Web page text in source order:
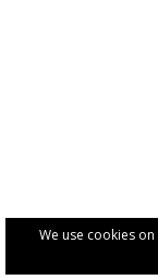
We use cookies